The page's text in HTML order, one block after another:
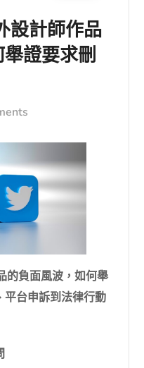
設計師作品
證要求刪
的負面風波，如何舉
台申訴到法律行動